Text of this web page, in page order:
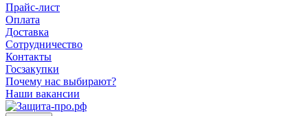
Прайс-лист
Оплата
Доставка
Сотрудничество
Контакты
Госзакупки
Почему нас выбирают?
Наши вакансии